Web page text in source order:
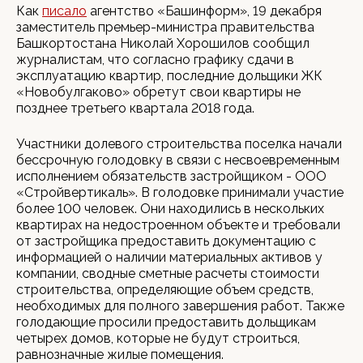
Как писало агентство «Башинформ», 19 декабря
заместитель премьер-министра правительства
Башкортостана Николай Хорошилов сообщил
журналистам, что согласно графику сдачи в
эксплуатацию квартир, последние дольщики ЖК
«Новобулгаково» обретут свои квартиры не
позднее третьего квартала 2018 года.
Участники долевого строительства поселка начали
бессрочную голодовку в связи с несвоевременным
исполнением обязательств застройщиком - ООО
«Стройвертикаль». В голодовке принимали участие
более 100 человек. Они находились в нескольких
квартирах на недостроенном объекте и требовали
от застройщика предоставить документацию с
информацией о наличии материальных активов у
компании, сводные сметные расчеты стоимости
строительства, определяющие объем средств,
необходимых для полного завершения работ. Также
голодающие просили предоставить дольщикам
четырех домов, которые не будут строиться,
равнозначные жилые помещения.